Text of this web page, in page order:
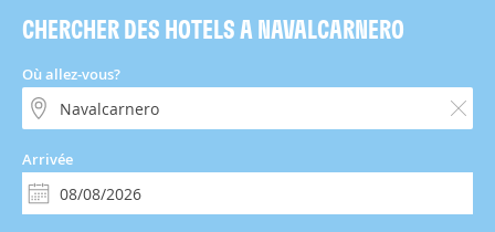
CHERCHER DES HOTELS A NAVALCARNERO
Où allez-vous?
Arrivée